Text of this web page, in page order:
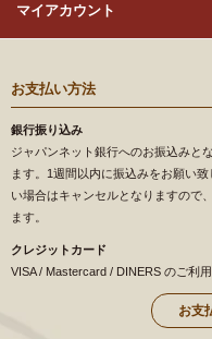
マイアカウント
お支払い方法
銀行振り込み
ジャパンネット銀行へのお振込みと
ます。1週間以内に振込みをお願い
い場合はキャンセルとなりますので
ます。
クレジットカード
VISA / Mastercard / DINERS のご利用
お支